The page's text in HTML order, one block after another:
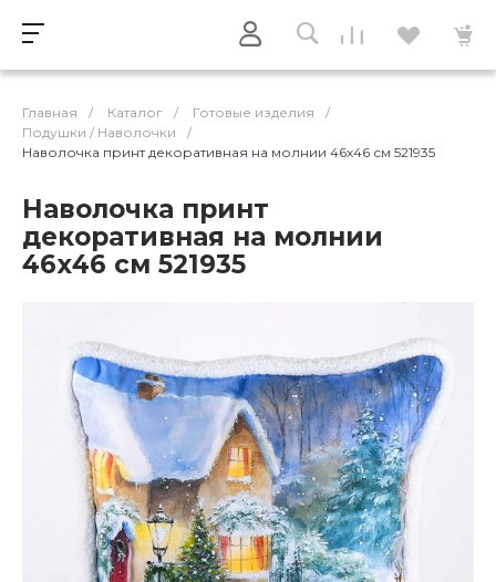
Главная / Каталог / Готовые изделия
/
Подушки / Наволочки
/
Наволочка принт декоративная на молнии 46х46 см 521935
Наволочка принт
декоративная на молнии
46х46 см 521935